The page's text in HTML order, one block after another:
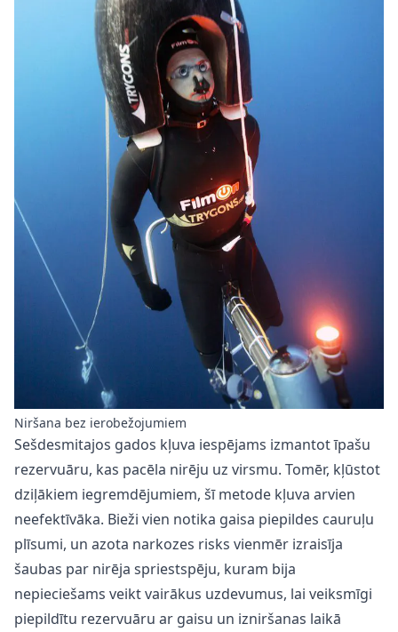
Niršana bez ierobežojumiem
Sešdesmitajos gados kļuva iespējams izmantot īpašu
rezervuāru, kas pacēla nirēju uz virsmu. Tomēr, kļūstot
dziļākiem iegremdējumiem, šī metode kļuva arvien
neefektīvāka. Bieži vien notika gaisa piepildes cauruļu
plīsumi, un azota narkozes risks vienmēr izraisīja
šaubas par nirēja spriestspēju, kuram bija
nepieciešams veikt vairākus uzdevumus, lai veiksmīgi
piepildītu rezervuāru ar gaisu un izniršanas laikā